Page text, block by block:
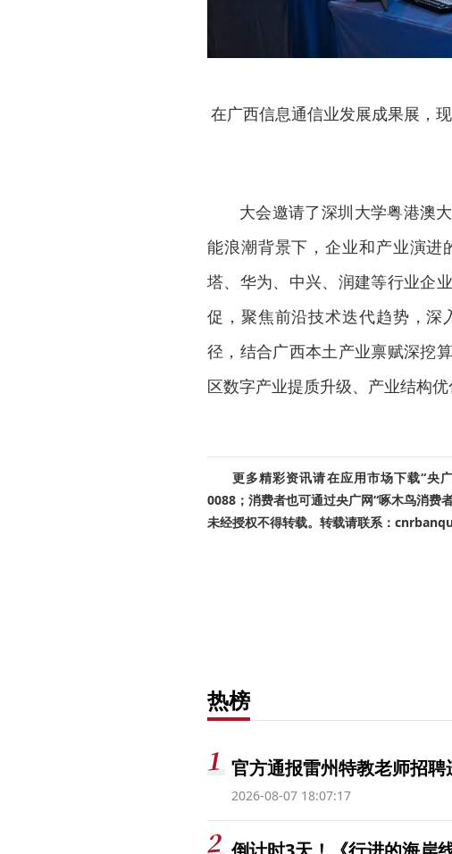
在广西信息通信业发展成果展，
大会邀请了深圳大学粤港澳
能浪潮背景下，企业和产业演
塔、华为、中兴、润建等行业企
促，聚焦前沿技术迭代趋势，深
径，结合广西本土产业禀赋深挖
区数字产业提质升级、产业结构
更多精彩资讯请在应用市场下载“央
0088；消费者也可通过央广网“啄木鸟消费
未经授权不得转载。转载请联系：
热榜
官方通报雷州特教老师招聘
2026-08-07 18:07:17